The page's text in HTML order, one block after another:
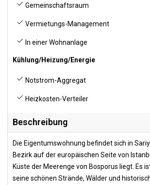
Gemeinschaftsraum
Vermietungs-Management
In einer Wohnanlage
Kühlung/Heizung/Energie
Notstrom-Aggregat
Heizkosten-Verteiler
Beschreibung
Die Eigentumswohnung befindet sich in
Bezirk auf der europäischen Seite von
Küste der Meerenge von Bosporus liegt. Es
seine schönen Strände, Wälder und